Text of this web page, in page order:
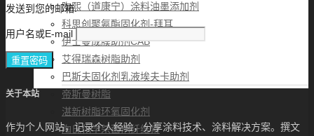
陶熙（道康宁）涂料油墨添加剂
科思创聚氨酯固化剂-拜耳
伊士曼成膜助剂CAB
艾得瑞森树脂助剂
巴斯夫固化剂乳液埃夫卡助剂
帝斯曼树脂
湛新树脂环氧固化剂
陶氏化学杀菌剂纤维素
发送到您的邮箱.
用户名或E-mail
关于本站
作为个人网站，记录个人经验，分享涂料技术、涂料解决方案。撰文